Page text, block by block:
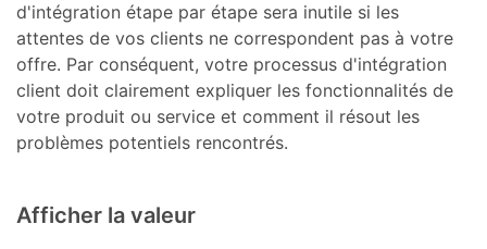
d'intégration étape par étape sera inutile si les
attentes de vos clients ne correspondent pas à votre
offre. Par conséquent, votre processus d'intégration
client doit clairement expliquer les fonctionnalités de
votre produit ou service et comment il résout les
problèmes potentiels rencontrés.
Afficher la valeur